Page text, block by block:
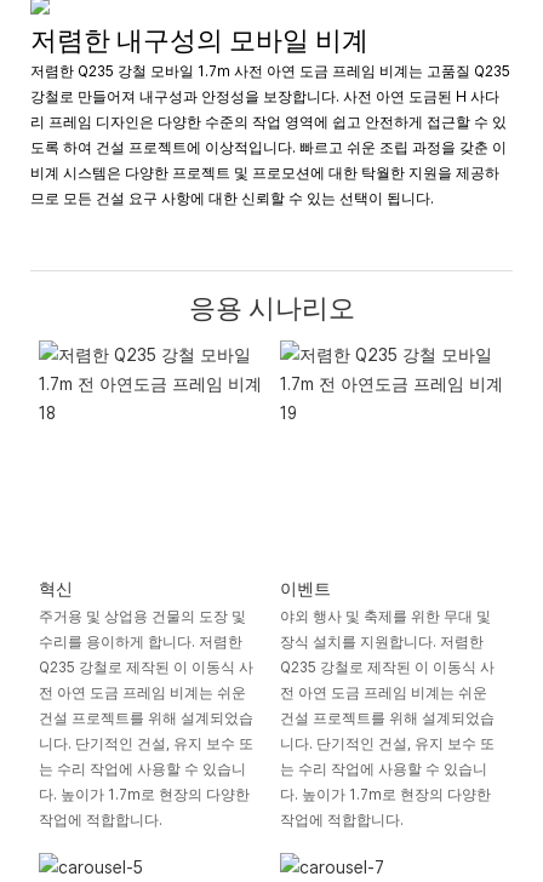
저렴한 내구성의 모바일 비계
저렴한 Q235 강철 모바일 1.7m 사전 아연 도금 프레임 비계는 고품질 Q235
강철로 만들어져 내구성과 안정성을 보장합니다. 사전 아연 도금된 H 사다
리 프레임 디자인은 다양한 수준의 작업 영역에 쉽고 안전하게 접근할 수 있
도록 하여 건설 프로젝트에 이상적입니다. 빠르고 쉬운 조립 과정을 갖춘 이
비계 시스템은 다양한 프로젝트 및 프로모션에 대한 탁월한 지원을 제공하
므로 모든 건설 요구 사항에 대한 신뢰할 수 있는 선택이 됩니다.
응용 시나리오
혁신
주거용 및 상업용 건물의 도장 및
수리를 용이하게 합니다. 저렴한
Q235 강철로 제작된 이 이동식 사
전 아연 도금 프레임 비계는 쉬운
건설 프로젝트를 위해 설계되었습
니다. 단기적인 건설, 유지 보수 또
는 수리 작업에 사용할 수 있습니
다. 높이가 1.7m로 현장의 다양한
작업에 적합합니다.
이벤트
야외 행사 및 축제를 위한 무대 및
장식 설치를 지원합니다. 저렴한
Q235 강철로 제작된 이 이동식 사
전 아연 도금 프레임 비계는 쉬운
건설 프로젝트를 위해 설계되었습
니다. 단기적인 건설, 유지 보수 또
는 수리 작업에 사용할 수 있습니
다. 높이가 1.7m로 현장의 다양한
작업에 적합합니다.